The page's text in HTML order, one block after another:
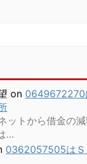
on 0649672270
ットから借金の
…
0362057505はＳ